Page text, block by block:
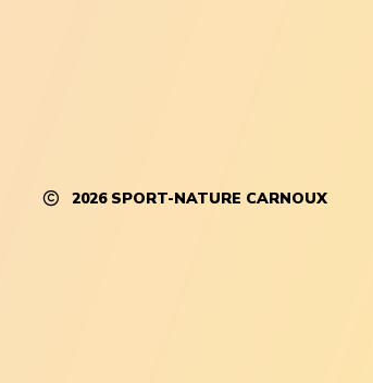
2026 SPORT-NATURE CARNOUX